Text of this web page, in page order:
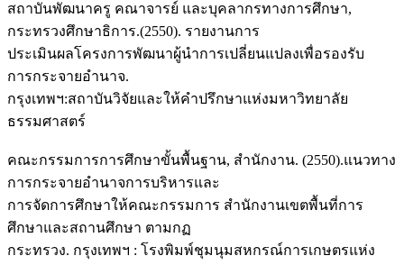
สถาบันพัฒนาครู คณาจารย์ และบุคลากรทางการศึกษา,
กระทรวงศึกษาธิการ.(2550). รายงานการ
ประเมินผลโครงการพัฒนาผู้นำการเปลี่ยนแปลงเพื่อรองรับ
การกระจายอำนาจ.
กรุงเทพฯ:สถาบันวิจัยและให้คำปรึกษาแห่งมหาวิทยาลัย
ธรรมศาสตร์
คณะกรรมการการศึกษาขั้นพื้นฐาน, สำนักงาน. (2550).แนวทาง
การกระจายอำนาจการบริหารและ
การจัดการศึกษาให้คณะกรรมการ สำนักงานเขตพื้นที่การ
ศึกษาและสถานศึกษา ตามกฏ
กระทรวง. กรุงเทพฯ : โรงพิมพ์ชุมนุมสหกรณ์การเกษตรแห่ง